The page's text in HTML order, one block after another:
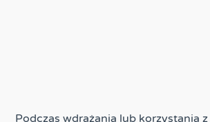
Podczas wdrażania lub korzystania